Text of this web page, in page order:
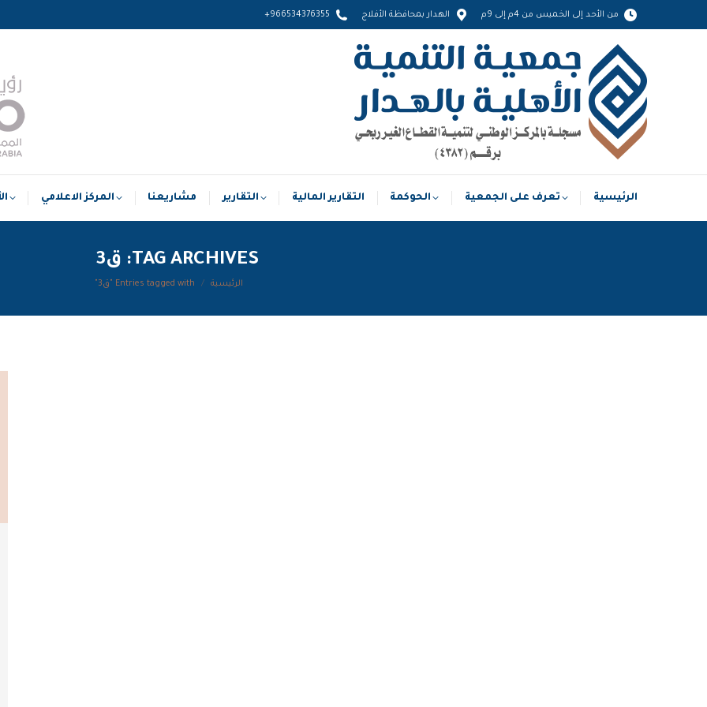
من الأحد إلى الخميس من 4م إلى 9م الهدار بمحافظة الأفلاج 966534376355+
الرئيسية تعرف على الجمعية الحوكمة التقارير المالية التقارير مشاريعنا المركز الاعلامي
TAG ARCHIVES: ق3
You are here:
الرئيسية Entries tagged with "ق3"
تعرف على الجمعية الحوكمة